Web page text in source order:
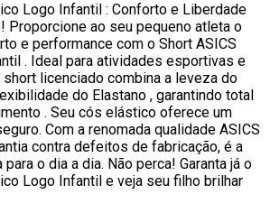
Logo Infantil : Conforto e Liberdade
Proporcione ao seu pequeno atleta o
e performance com o Short ASICS
. Ideal para atividades esportivas e
licenciado combina a leveza do
do Elastano , garantindo total
. Seu cós elástico oferece um
Com a renomada qualidade ASICS
contra defeitos de fabricação, é a
o dia a dia. Não perca! Garanta já o
Logo Infantil e veja seu filho brilhar